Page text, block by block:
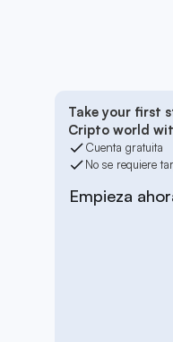
Take your first
Cripto world
Cuenta gratuita
No se requiere
Empieza